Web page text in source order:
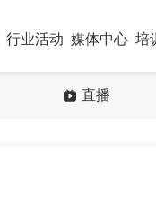
行业活动 媒体中心 培
直播